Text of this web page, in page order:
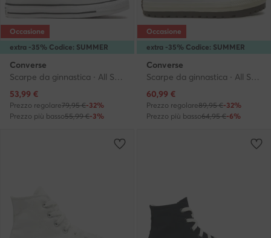
extra -35% Codice: SUMMER
Occasione
Converse
Scarpe da ginnastica · All Star · Grigio
Prezzo attuale
53,99 €
Prezzo regolare79,95 €-32%
Prezzo più basso55,99 €-3%
extra -35% Codice: SUMMER
Occasione
Converse
Scarpe da ginnastica · All Star · Beige
Prezzo attuale
60,99 €
Prezzo regolare89,95 €-32%
Prezzo più basso64,95 €-6%